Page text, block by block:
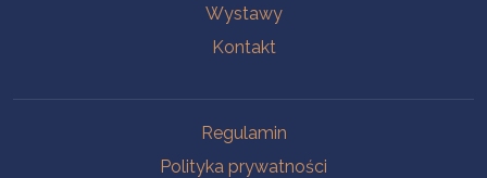
Wystawy
Kontakt
Regulamin
Polityka prywatności